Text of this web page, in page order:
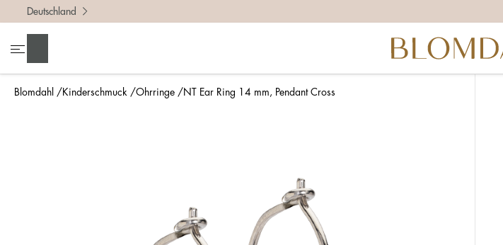
Blomdahl Kinderschmuck Ohrringe NT Ear Ring 14 mm, Pendant Cross
Deutschland